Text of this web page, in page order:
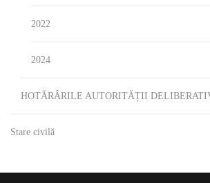
2022
2024
HOTĂRÂRILE AUTORITĂȚII
Stare civilă